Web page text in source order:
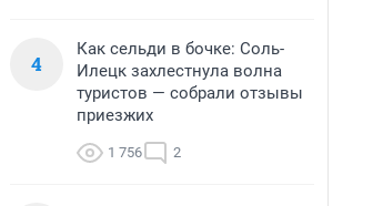
4
Как сельди в бочке: Соль-
Илецк захлестнула волна
туристов — собрали отзывы
приезжих
1 756 2